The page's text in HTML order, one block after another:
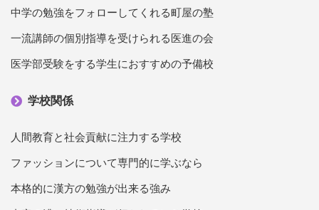
中学の勉強をフォローしてくれる町屋の塾
一流講師の個別指導を受けられる医進の会
医学部受験をする学生におすすめの予備校
学校関係
人間教育と社会貢献に注力する学校
ファッションについて専門的に学ぶなら
本格的に漢方の勉強が出来る強み